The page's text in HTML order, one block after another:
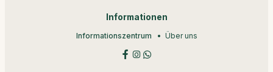
Informationen
Informationszentrum Über uns